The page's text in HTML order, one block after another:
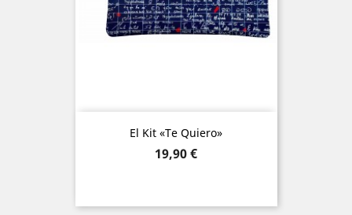
El Kit «Te Quiero»
Precio
19,90 €